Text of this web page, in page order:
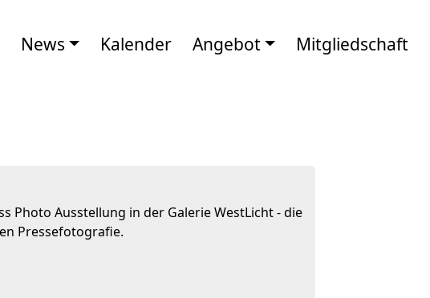
News Kalender Angebot Mitgliedschaft
Photo Ausstellung in der Galerie WestLicht - die
Pressefotografie.